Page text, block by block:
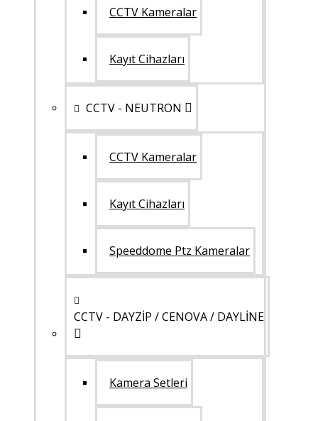
CCTV Kameralar
Kayıt Cihazları
CCTV - NEUTRON
CCTV Kameralar
Kayıt Cihazları
Speeddome Ptz Kameralar
CCTV - DAYZİP / CENOVA / DAYLİNE
Kamera Setleri